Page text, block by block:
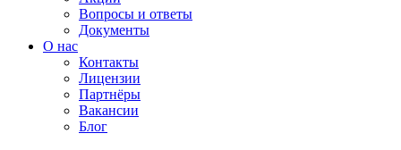
Вопросы и ответы
Документы
О нас
Контакты
Лицензии
Партнёры
Вакансии
Блог